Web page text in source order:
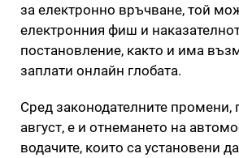
за електронно връчване, той
електронния фиш и
постановление, както и има
заплати онлайн глобата.
Сред законодателните промени,
август, е и отнемането на
водачите, които са установени